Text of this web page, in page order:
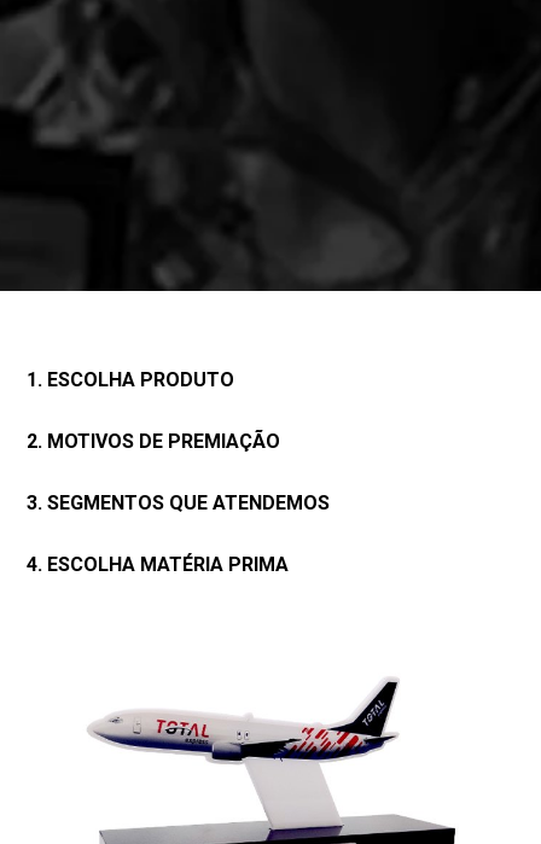
1. ESCOLHA PRODUTO
2. MOTIVOS DE PREMIAÇÃO
3. SEGMENTOS QUE ATENDEMOS
4. ESCOLHA MATÉRIA PRIMA